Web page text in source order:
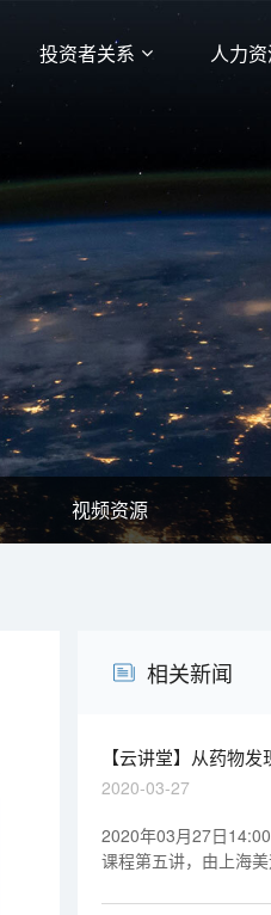
投资者关系 人力
视频资源
相关新闻
【云讲堂】从药物
研究
2020-03-27
2020年03月27日
课程第五讲，由上海
IND申报-贯穿始终的